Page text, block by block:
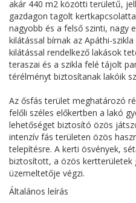
akár 440 m2 közötti területű,
gazdagon tagolt
nagyobb és a felső szinti, nagy
kilátással bírnak az Apáthi-
kilátással rendelkező lakások
teraszai és a szikla felé tájolt
térélményt biztosítanak lakóik
Az ősfás terület meghatározó
felőli széles előkertben a lakó
lehetőséget biztosító özös
intenzív fás területen özös
telepítésre. A kerti ösvények,
biztosított, a özös kertterületek
üzemeltetője végzi.
Általános leírás